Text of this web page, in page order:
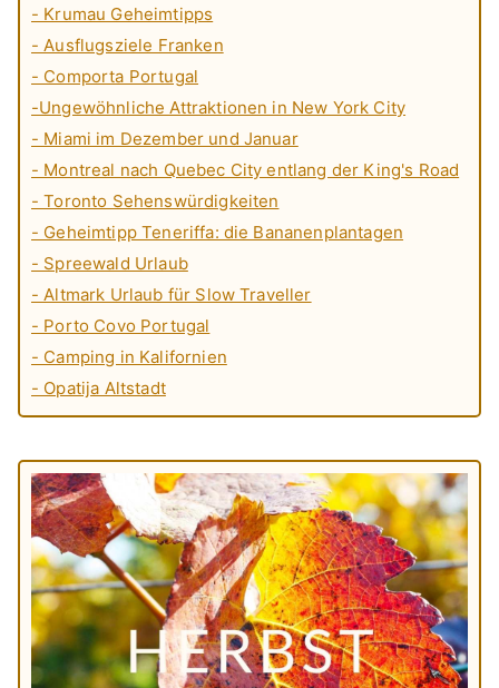
- Krumau Geheimtipps
- Ausflugsziele Franken
- Comporta Portugal
-Ungewöhnliche Attraktionen in New York City
- Miami im Dezember und Januar
- Montreal nach Quebec City entlang der King's Road
- Toronto Sehenswürdigkeiten
- Geheimtipp Teneriffa: die Bananenplantagen
- Spreewald Urlaub
- Altmark Urlaub für Slow Traveller
- Porto Covo Portugal
- Camping in Kalifornien
- Opatija Altstadt